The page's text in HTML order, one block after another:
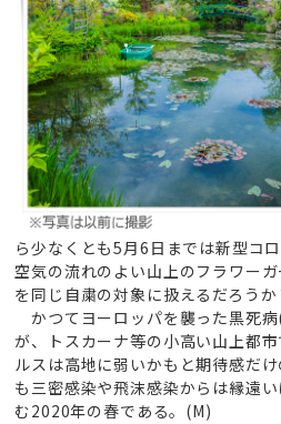
ら少なくとも5月6日までは新型コ
空気の流れのよい山上のフラワー
を同じ自粛の対象に扱えるだろうか
かつてヨーロッパを襲った黒死
が、トスカーナ等の小高い山上都
ルスは高地に弱いかもと期待感だ
も三密感染や飛沫感染からは縁遠
む2020年の春である。(M)